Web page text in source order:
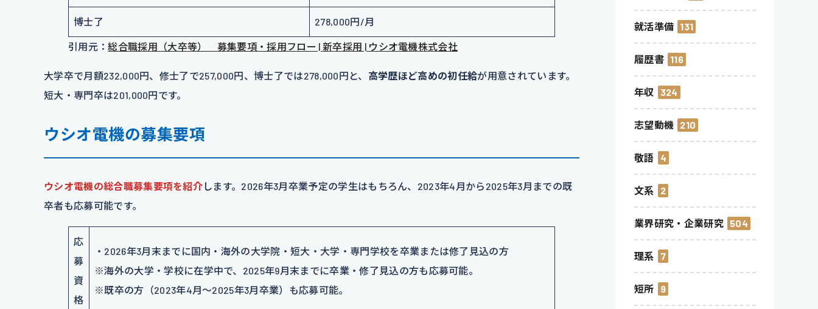
博士了 278,000円/月
引用元：総合職採用（大卒等） 募集要項・採用フロー | 新卒採用 | ウシオ電機株式会社
大学卒で月額232,000円、修士了で257,000円、博士了では278,000円と、 高学歴ほど高めの初任給が用意されています。
短大・専門卒は201,000円です。
ウシオ電機の募集要項
ウシオ電機の総合職募集要項を紹介 します。2026年3月卒業予定の学生はもちろん、2023年4月から2025年3月までの既
卒者も応募可能です。
応
募
資
格
・2026年3月末までに国内・海外の大学院・短大・大学・専門学校を卒業または修了見込の方
※海外の大学・学校に在学中で、2025年9月末までに卒業・修了見込の方も応募可能。
※既卒の方（2023年4月～2025年3月卒業）も応募可能。
就活準備 131
履歴書 116
年収 324
志望動機 210
敬語 4
文系 2
業界研究・企業研究 504
理系 7
短所 9